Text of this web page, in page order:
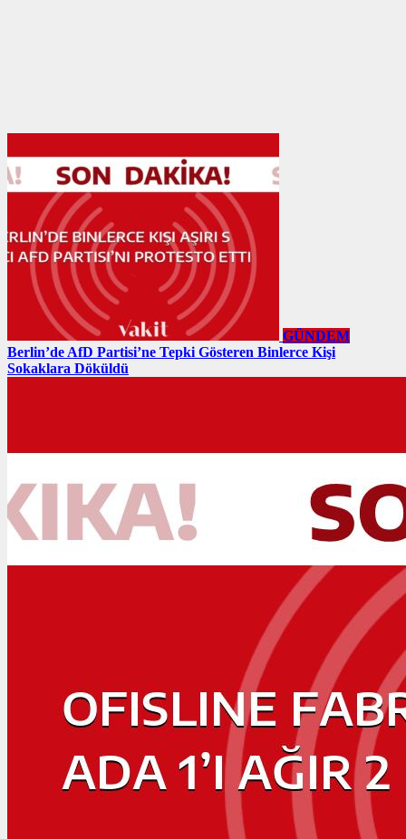
GÜNDEM
Berlin’de AfD Partisi’ne Tepki Gösteren Binlerce Kişi
Sokaklara Döküldü